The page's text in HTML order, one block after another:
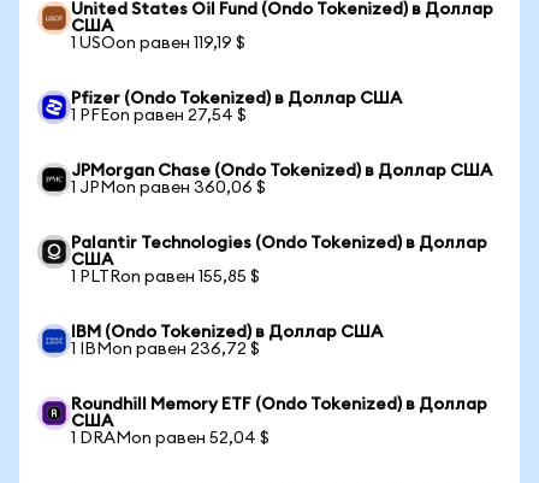
United States Oil Fund (Ondo Tokenized) в Доллар
США
1 USOon равен 119,19 $
Pfizer (Ondo Tokenized) в Доллар США
1 PFEon равен 27,54 $
JPMorgan Chase (Ondo Tokenized) в Доллар США
1 JPMon равен 360,06 $
Palantir Technologies (Ondo Tokenized) в Доллар
США
1 PLTRon равен 155,85 $
IBM (Ondo Tokenized) в Доллар США
1 IBMon равен 236,72 $
Roundhill Memory ETF (Ondo Tokenized) в Доллар
США
1 DRAMon равен 52,04 $